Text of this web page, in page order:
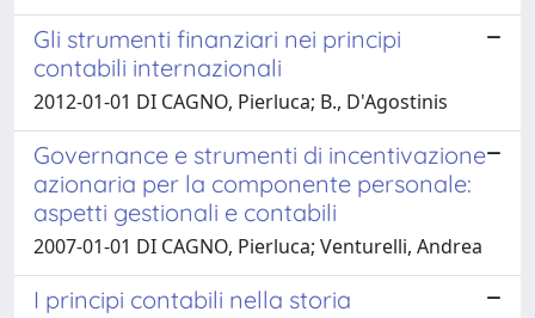
Gli strumenti finanziari nei principi
contabili internazionali
2012-01-01 DI CAGNO, Pierluca; B., D'Agostinis
Governance e strumenti di incentivazione
azionaria per la componente personale:
aspetti gestionali e contabili
2007-01-01 DI CAGNO, Pierluca; Venturelli, Andrea
I principi contabili nella storia